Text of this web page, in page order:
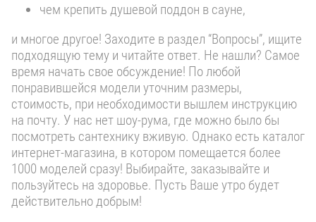
чем крепить душевой поддон в сауне,
и многое другое! Заходите в раздел “Вопросы”, ищите
подходящую тему и читайте ответ. Не нашли? Самое
время начать свое обсуждение! По любой
понравившейся модели уточним размеры,
стоимость, при необходимости вышлем инструкцию
на почту. У нас нет шоу-рума, где можно было бы
посмотреть сантехнику вживую. Однако есть каталог
интернет-магазина, в котором помещается более
1000 моделей сразу! Выбирайте, заказывайте и
пользуйтесь на здоровье. Пусть Ваше утро будет
действительно добрым!